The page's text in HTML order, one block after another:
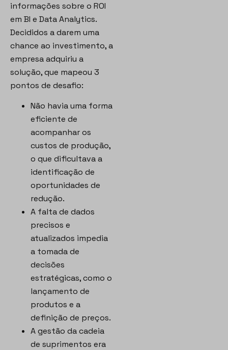
informações sobre o ROI
em BI e Data Analytics.
Decididos a darem uma
chance ao investimento, a
empresa adquiriu a
solução, que mapeou 3
pontos de desafio:
Não havia uma forma
eficiente de
acompanhar os
custos de produção,
o que dificultava a
identificação de
oportunidades de
redução.
A falta de dados
precisos e
atualizados impedia
a tomada de
decisões
estratégicas, como o
lançamento de
produtos e a
definição de preços.
A gestão da cadeia
de suprimentos era